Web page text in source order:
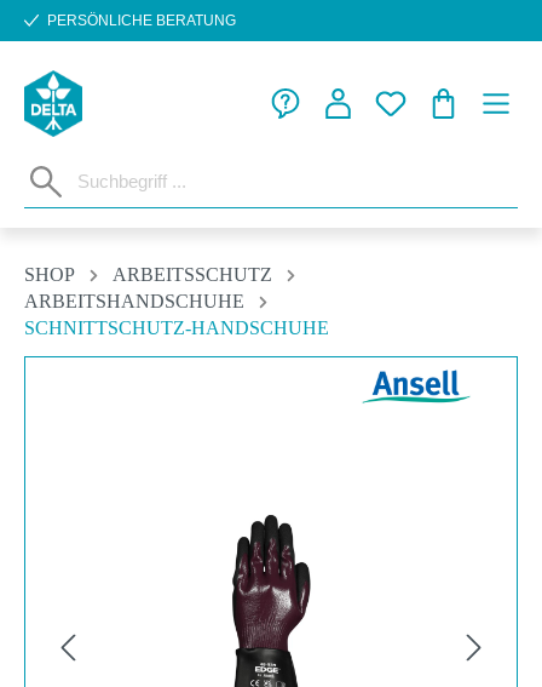
Zum Hauptinhalt springen
PERSÖNLICHE BERATUNG
SHOP
ARBEITSSCHUTZ
ARBEITSHANDSCHUHE
SCHNITTSCHUTZ-HANDSCHUHE